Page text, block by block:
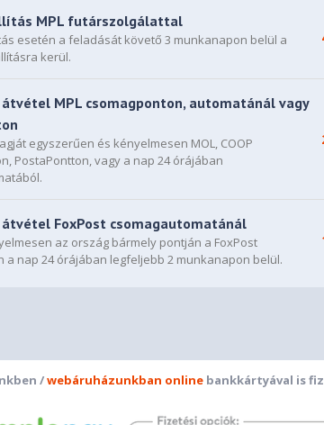
MPL futárszolgálattal
esetén a feladását követő 3 munkanapon belül a
kerül.
MPL csomagponton, automatánál vagy
egyszerűen és kényelmesen MOL, COOP
PostaPontton, vagy a nap 24 órájában
átvétel FoxPost csomagautomatánál
az ország bármely pontján a FoxPost
a nap 24 órájában legfeljebb 2 munkanapon belül.
/webáruházunkban online bankkártyával is